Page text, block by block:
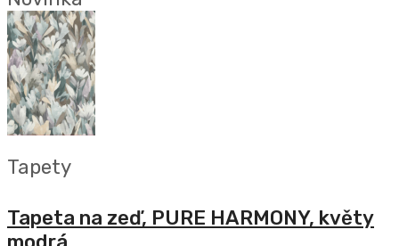
Tapety
Tapeta na zeď, PURE HARMONY, květy